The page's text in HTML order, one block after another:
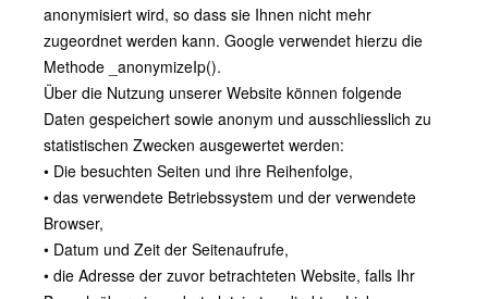
anonymisiert wird, so dass sie Ihnen nicht mehr
zugeordnet werden kann. Google verwendet hierzu die
Methode _anonymizeIp().
Über die Nutzung unserer Website können folgende
Daten gespeichert sowie anonym und ausschliesslich zu
statistischen Zwecken ausgewertet werden:
• Die besuchten Seiten und ihre Reihenfolge,
• das verwendete Betriebssystem und der verwendete
Browser,
• Datum und Zeit der Seitenaufrufe,
• die Adresse der zuvor betrachteten Website, falls Ihr